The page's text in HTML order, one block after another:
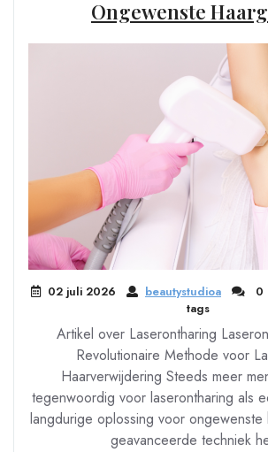
Ongewenste
02 juli 2026 beautystudioa 0
tags
Artikel over Laserontharing
Revolutionaire Methode voor
Haarverwijdering Steeds meer
tegenwoordig voor laserontharing als
langdurige oplossing voor
geavanceerde techniek